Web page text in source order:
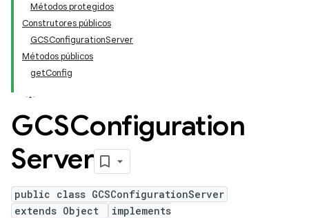
Métodos protegidos
Construtores públicos
GCSConfigurationServer
Métodos públicos
getConfig
GCSConfiguration
Server
public class GCSConfigurationServer
extends Object
implements